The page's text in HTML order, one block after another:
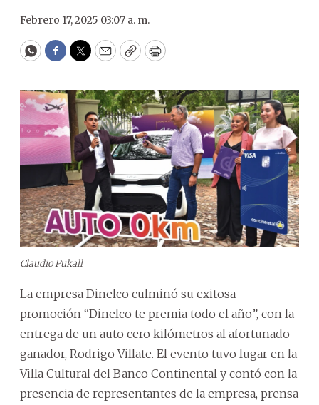
Febrero 17, 2025 03:07 a. m.
WhatsApp
Facebook
Twitter
EmailCopyPrint
Claudio Pukall
La empresa Dinelco culminó su exitosa
promoción “Dinelco te premia todo el año”, con la
entrega de un auto cero kilómetros al afortunado
ganador, Rodrigo Villate. El evento tuvo lugar en la
Villa Cultural del Banco Continental y contó con la
presencia de representantes de la empresa, prensa